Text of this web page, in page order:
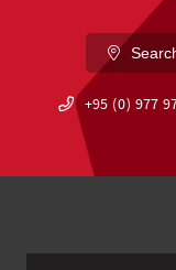
+95 (0) 977